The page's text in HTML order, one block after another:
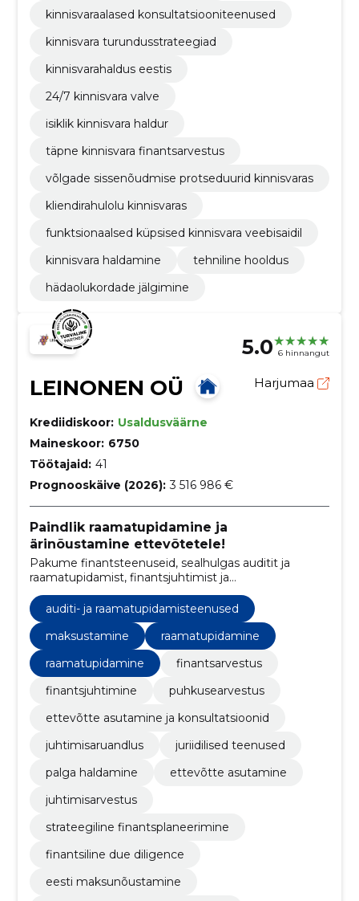
kinnisvaraalased konsultatsiooniteenused
kinnisvara turundusstrateegiad
kinnisvarahaldus eestis
24/7 kinnisvara valve
isiklik kinnisvara haldur
täpne kinnisvara finantsarvestus
võlgade sissenõudmise protseduurid kinnisvaras
kliendirahulolu kinnisvaras
funktsionaalsed küpsised kinnisvara veebisaidil
kinnisvara haldamine
tehniline hooldus
hädaolukordade jälgimine
5.0 6 hinnangut
LEINONEN OÜ Harjumaa
Krediidiskoor: Usaldusväärne
Maineskoor: 6750
Töötajaid: 41
Prognooskäive (2026): 3 516 986 €
Paindlik raamatupidamine ja
ärinõustamine ettevõtetele!
Pakume finantsteenuseid, sealhulgas auditit ja
raamatupidamist, finantsjuhtimist ja
maksukonsultatsiooni, mis on kohandatud iga kliendi
ainulaadsetele vajadustele.
auditi- ja raamatupidamisteenused
maksustamine
raamatupidamine
raamatupidamine
finantsarvestus
finantsjuhtimine
puhkusearvestus
ettevõtte asutamine ja konsultatsioonid
juhtimisaruandlus
juriidilised teenused
palga haldamine
ettevõtte asutamine
juhtimisarvestus
strateegiline finantsplaneerimine
finantsiline due diligence
eesti maksunõustamine